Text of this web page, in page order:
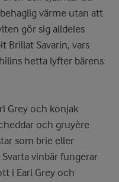
värme utan att
gör sig alldeles
Brillat Savarin, vars
hetta lyfter bärens
Grey och konjak
och gruyère
som brie eller
vinbär fungerar
i Earl Grey och